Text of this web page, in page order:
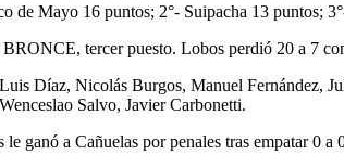
de Mayo 16 puntos; 2°- Suipacha 13 puntos;
tercer puesto. Lobos perdió 20 a 7
Díaz, Nicolás Burgos, Manuel Fernández,
Salvo, Javier Carbonetti.
le ganó a Cañuelas por penales tras empatar 0